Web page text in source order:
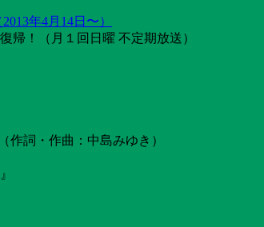
年4月14日〜）
帰！（月１回日曜 不定期放送）
作詞・作曲：中島みゆき）